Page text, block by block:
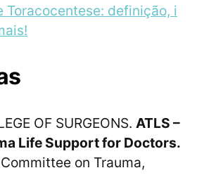
Toracocentese: definição, i
OF SURGEONS. ATLS –
Life Support for Doctors.
on Trauma,